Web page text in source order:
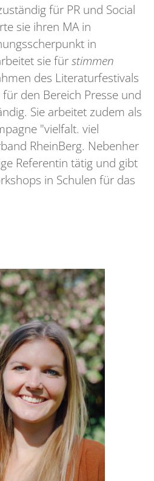
für PR und Social
sie ihren MA in
in
sie fürstimmen
des Literaturfestivals
für den Bereich Presse und
Sie arbeitet zudem als
"vielfalt. viel
RheinBerg. Nebenher
Referentin tätig und gibt
in Schulen für das